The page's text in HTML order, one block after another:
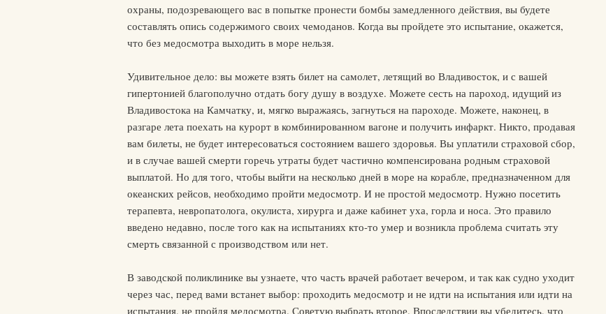
охраны, подозревающего вас в попытке пронести бомбы замедленного действия, вы будете
составлять опись содержимого своих чемоданов. Когда вы пройдете это испытание, окажется,
что без медосмотра выходить в море нельзя.
Удивительное дело: вы можете взять билет на самолет, летящий во Владивосток, и с вашей
гипертонией благополучно отдать богу душу в воздухе. Можете сесть на пароход, идущий из
Владивостока на Камчатку, и, мягко выражаясь, загнуться на пароходе. Можете, наконец, в
разгаре лета поехать на курорт в комбинированном вагоне и получить инфаркт. Никто, продавая
вам билеты, не будет интересоваться состоянием вашего здоровья. Вы уплатили страховой сбор,
и в случае вашей смерти горечь утраты будет частично компенсирована родным страховой
выплатой. Но для того, чтобы выйти на несколько дней в море на корабле, предназначенном для
океанских рейсов, необходимо пройти медосмотр. И не простой медосмотр. Нужно посетить
терапевта, невропатолога, окулиста, хирурга и даже кабинет уха, горла и носа. Это правило
введено недавно, после того как на испытаниях кто-то умер и возникла проблема считать эту
смерть связанной с производством или нет.
В заводской поликлинике вы узнаете, что часть врачей работает вечером, и так как судно уходит
через час, перед вами встанет выбор: проходить медосмотр и не идти на испытания или идти на
испытания, не пройдя медосмотра. Советую выбрать второе. Впоследствии вы убедитесь, что